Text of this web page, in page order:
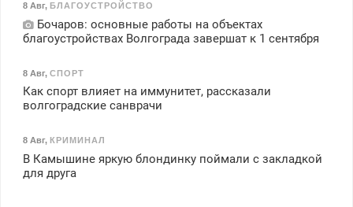
8 Авг, БЛАГОУСТРОЙСТВО
Бочаров: основные работы на объектах
благоустройствах Волгограда завершат к 1 сентября
8 Авг, СПОРТ
Как спорт влияет на иммунитет, рассказали
волгоградские санврачи
8 Авг, КРИМИНАЛ
В Камышине яркую блондинку поймали с закладкой
для друга